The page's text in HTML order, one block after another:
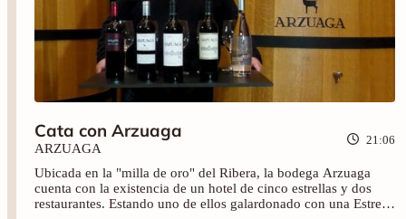
Cata con Arzuaga
ARZUAGA
21:06
Ubicada en la "milla de oro" del Ribera, la bodega Arzuaga
cuenta con la existencia de un hotel de cinco estrellas y dos
restaurantes. Estando uno de ellos galardonado con una Estrella